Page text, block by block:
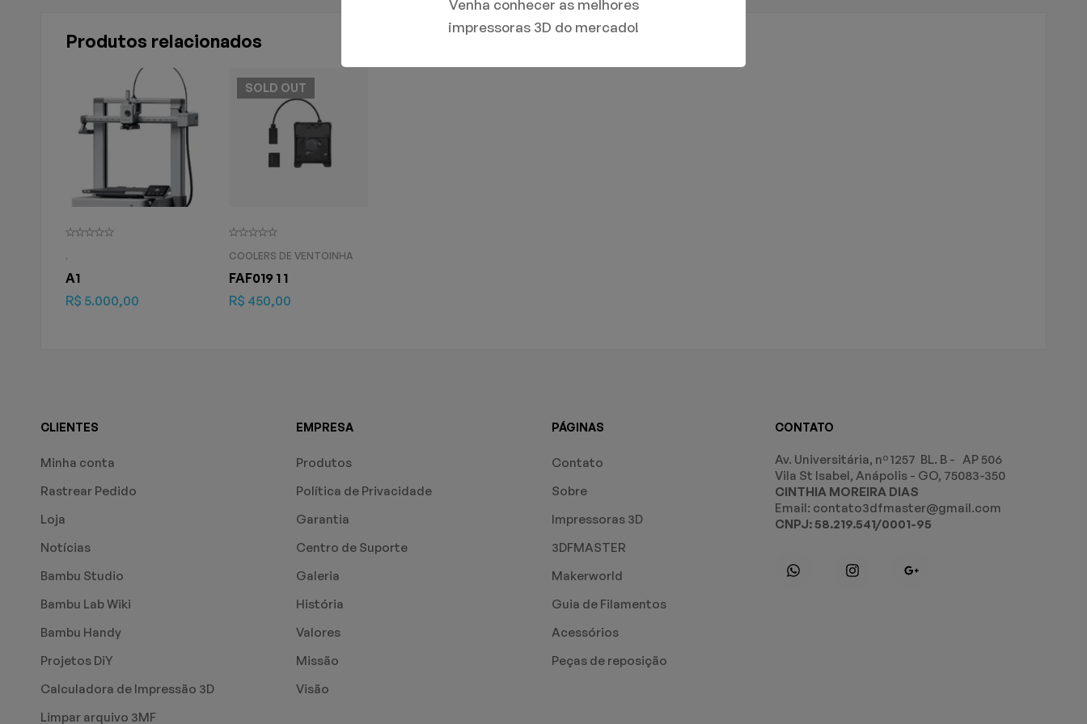
Produtos relacionados
.
A1
R$ 5.000,00
SOLD OUT
COOLERS DE VENTOINHA
FAF019 1 1
R$ 450,00
CLIENTES
Minha conta
Rastrear Pedido
Loja
Notícias
Bambu Studio
Bambu Lab Wiki
Bambu Handy
Projetos DiY
Calculadora de Impressão 3D
Limpar arquivo 3MF
EMPRESA
Produtos
Política de Privacidade
Garantia
Centro de Suporte
Galeria
História
Valores
Missão
Visão
PÁGINAS
Contato
Sobre
Impressoras 3D
3DFMASTER
Makerworld
Guia de Filamentos
Acessórios
Peças de reposição
CONTATO
Av. Universitária, nº 1257 BL. B - AP 506
Vila St Isabel, Anápolis - GO, 75083-350
CINTHIA MOREIRA DIAS
Email: contato3dfmaster@gmail.com
CNPJ: 58.219.541/0001-95
Venha conhecer as melhores
impressoras 3D do mercado!